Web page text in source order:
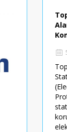
Temiz Oda
ESD
en